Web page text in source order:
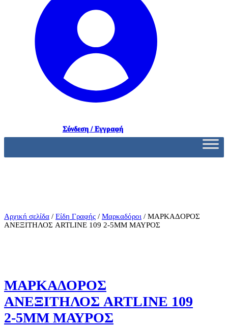
Σύνδεση / Εγγραφή
Αρχική σελίδα / Είδη Γραφής / Μαρκαδόροι / ΜΑΡΚΑΔΟΡΟΣ
ΑΝΕΞΙΤΗΛΟΣ ARTLINE 109 2-5MM ΜΑΥΡΟΣ
ΜΑΡΚΑΔΟΡΟΣ
ΑΝΕΞΙΤΗΛΟΣ ARTLINE 109
2-5MM ΜΑΥΡΟΣ